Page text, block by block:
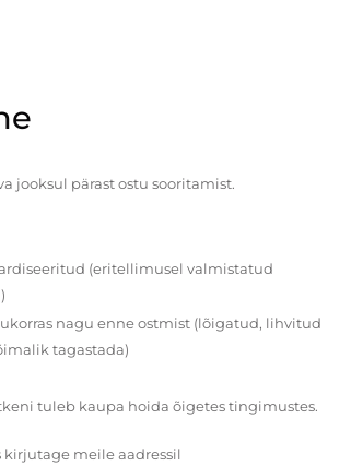
jooksul pärast ostu sooritamist.
(eritellimusel valmistatud
nagu enne ostmist (lõigatud, lihvitud
tagastada)
tuleb kaupa hoida õigetes tingimustes.
meile aadressil